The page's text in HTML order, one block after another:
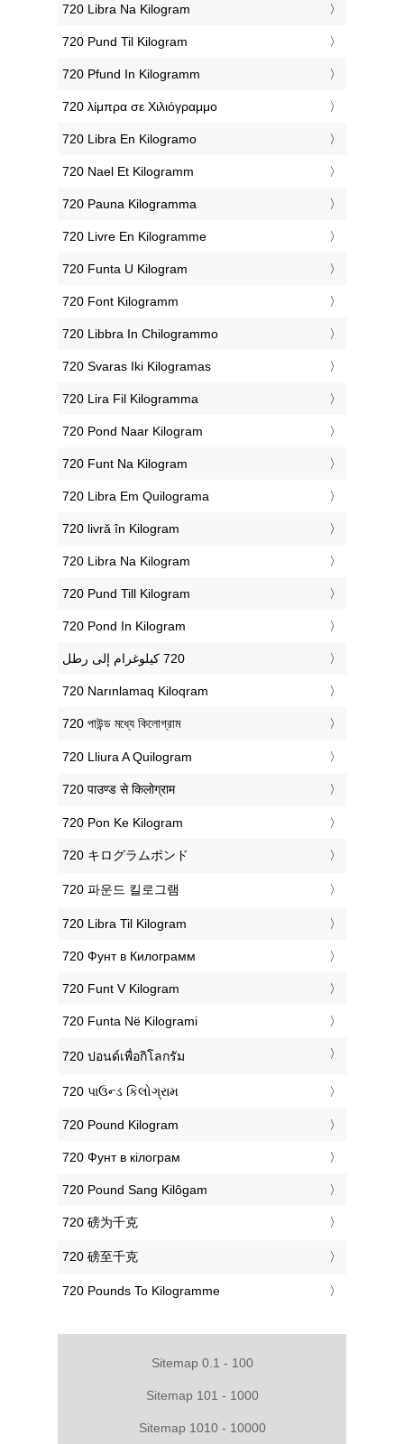
‎720 Libra Na Kilogram
‎720 Pund Til Kilogram
‎720 Pfund In Kilogramm
‎720 λίμπρα σε Χιλιόγραμμο
‎720 Libra En Kilogramo
‎720 Nael Et Kilogramm
‎720 Pauna Kilogramma
‎720 Livre En Kilogramme
‎720 Funta U Kilogram
‎720 Font Kilogramm
‎720 Libbra In Chilogrammo
‎720 Svaras Iki Kilogramas
‎720 Lira Fil Kilogramma
‎720 Pond Naar Kilogram
‎720 Funt Na Kilogram
‎720 Libra Em Quilograma
‎720 livră în Kilogram
‎720 Libra Na Kilogram
‎720 Pund Till Kilogram
‎720 Pond In Kilogram
‎720 Narınlamaq Kiloqram
‎720 পাউন্ড মধ্যে কিলোগ্রাম
‎720 Lliura A Quilogram
‎720 पाउण्ड से किलोग्राम
‎720 Pon Ke Kilogram
‎720 キログラムポンド
‎720 파운드 킬로그램
‎720 Libra Til Kilogram
‎720 Фунт в Килограмм
‎720 Funt V Kilogram
‎720 Funta Në Kilogrami
‎720 ปอนด์เพื่อกิโลกรัม
‎720 પાઉન્ડ કિલોગ્રામ
‎720 Pound Kilogram
‎720 Фунт в кілограм
‎720 Pound Sang Kilôgam
‎720 磅为千克
‎720 磅至千克
‎720 Pounds To Kilogramme
Sitemap 0.1 - 100
Sitemap 101 - 1000
Sitemap 1010 - 10000